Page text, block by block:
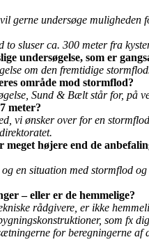
gerne undersøge muligheden
to sluser ca. 300 meter fra
undersøgelse, som er
om den fremtidige
område mod stormflod?
Sund & Bælt står for, på
meter?
vi ønsker over for en
højere end de
en situation med stormflod
– eller er de hemmelige?
rådgivere, er ikke
som
for beregningerne